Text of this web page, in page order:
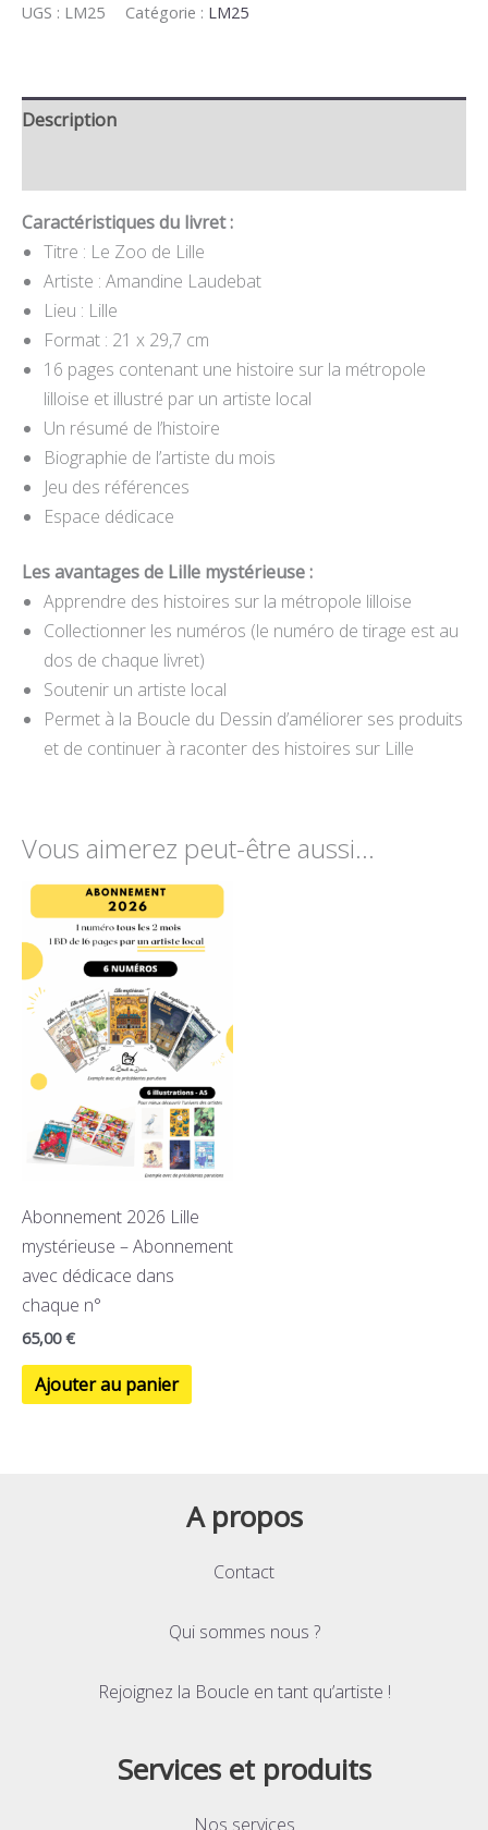
UGS : LM25 Catégorie : LM25
Description
Caractéristiques du livret :
Titre : Le Zoo de Lille
Artiste : Amandine Laudebat
Lieu : Lille
Format : 21 x 29,7 cm
16 pages contenant une histoire sur la métropole
lilloise et illustré par un artiste local
Un résumé de l’histoire
Biographie de l’artiste du mois
Jeu des références
Espace dédicace
Les avantages de Lille mystérieuse :
Apprendre des histoires sur la métropole lilloise
Collectionner les numéros (le numéro de tirage est au
dos de chaque livret)
Soutenir un artiste local
Permet à la Boucle du Dessin d’améliorer ses produits
et de continuer à raconter des histoires sur Lille
Vous aimerez peut-être aussi…
Abonnement 2026 Lille
mystérieuse – Abonnement
avec dédicace dans
chaque n°
65,00€
Ajouter au panier
A propos
Contact
Qui sommes nous ?
Rejoignez la Boucle en tant qu’artiste !
Services et produits
Nos services